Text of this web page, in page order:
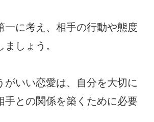
一に考え、相手の行動や態度
しょう。
がいい恋愛は、自分を大切に
手との関係を築くために必要